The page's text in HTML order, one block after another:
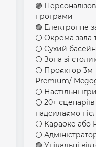
🟣
програми
🟣 Електронне
⚪️ Окрема зала
⚪️ Сухий
⚪️ Зона зі
⚪️ Проєктор 3м
Premium/
⚪️ Настільні ігри
⚪️ 20+
надсилаємо
⚪️ Караоке або
⚪️